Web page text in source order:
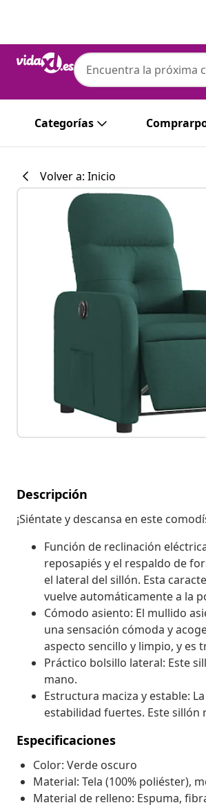
Categorías
vidaXL
Volver a: Inicio
Descripción
¡Siéntate y descansa en este
Función de reclinación
reposapiés y el respaldo de
el lateral del sillón. Esta
vuelve automáticamente a la
Cómodo asiento: El mullido
una sensación cómoda y
aspecto sencillo y limpio, y es
Práctico bolsillo lateral: Este
mano.
Estructura maciza y estable:
estabilidad fuertes. Este
Especificaciones
Color: Verde oscuro
Material: Tela (100% poliéster),
Material de relleno: Espuma,